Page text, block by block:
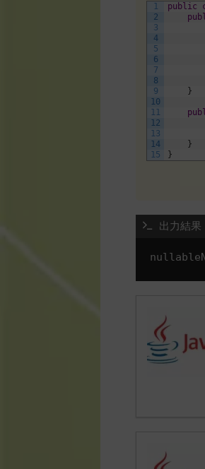
1
2
3
4
5
6
7
8
9
10
11
12
13
14
15
public
}
}
}
出力結果